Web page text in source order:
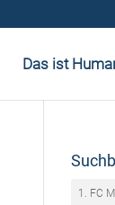
Das ist
1. FC